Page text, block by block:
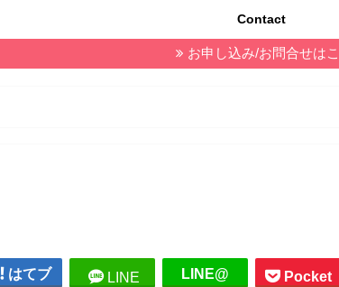
Contact
お申し込み/お問合せは
はてブ LINE LINE@ Pocket